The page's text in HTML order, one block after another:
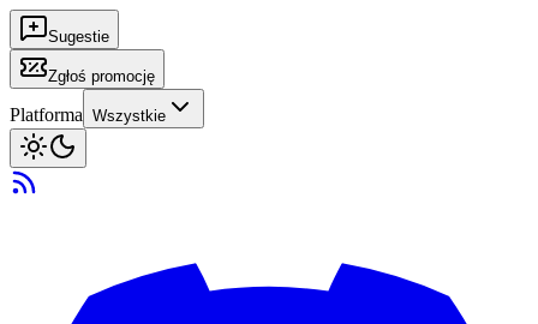
Sugestie
Zgłoś promocję
Platforma Wszystkie